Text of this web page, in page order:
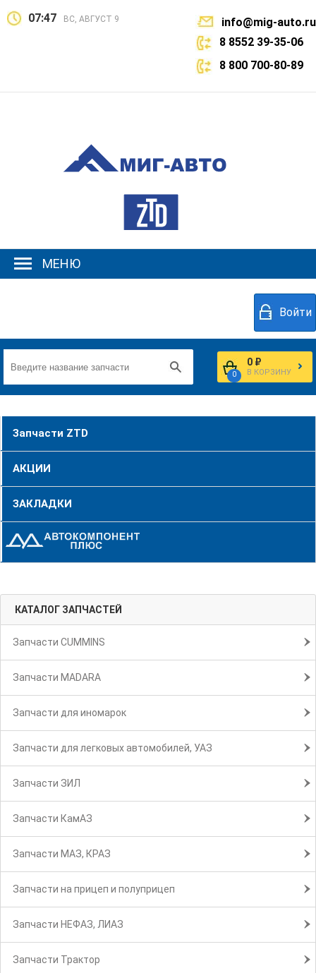
07:47 ВС, АВГУСТ 9
info@mig-auto.ru
8 8552 39-35-06
8 800 700-80-89
МЕНЮ
Войти
0
0 ₽
В КОРЗИНУ
Запчасти ZTD
АКЦИИ
ЗАКЛАДКИ
КАТАЛОГ ЗАПЧАСТЕЙ
Запчасти CUMMINS
Запчасти MADARA
Запчасти для иномарок
Запчасти для легковых автомобилей, УАЗ
Запчасти ЗИЛ
Запчасти КамАЗ
Запчасти МАЗ, КРАЗ
Запчасти на прицеп и полуприцеп
Запчасти НЕФАЗ, ЛИАЗ
Запчасти Трактор